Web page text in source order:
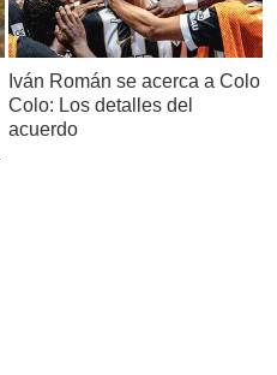
Iván Román se acerca a Colo
Colo: Los detalles del
acuerdo